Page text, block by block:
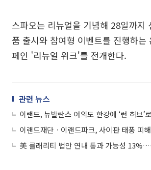
스파오는 리뉴얼을 기념해 28일까지
품 출시와 참여형 이벤트를 진행하는
페인 '리뉴얼 위크'를 전개한다.
관련 뉴스
이랜드, 뉴발란스 여의도 한강에 ‘런 허브’
이랜드재단ㆍ이랜드파크, 사이판 태풍 피